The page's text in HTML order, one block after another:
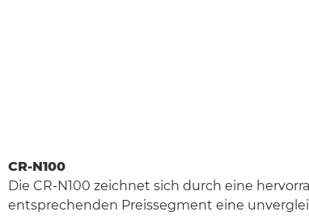
CR-N100
Die CR-N100 zeichnet sich durch eine
entsprechenden Preissegment eine